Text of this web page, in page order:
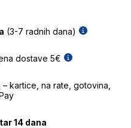
(3-7 radnih dana)
dostave 5€
– kartice, na rate, gotovina,
14 dana